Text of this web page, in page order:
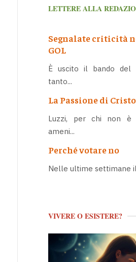
LETTERE ALLA
Segnalate criticità
GOL
È uscito il bando del
tanto...
La Passione di
Luzzi, per chi non è
ameni...
Perché votare no
Nelle ultime settimane
VIVERE O ESISTERE?